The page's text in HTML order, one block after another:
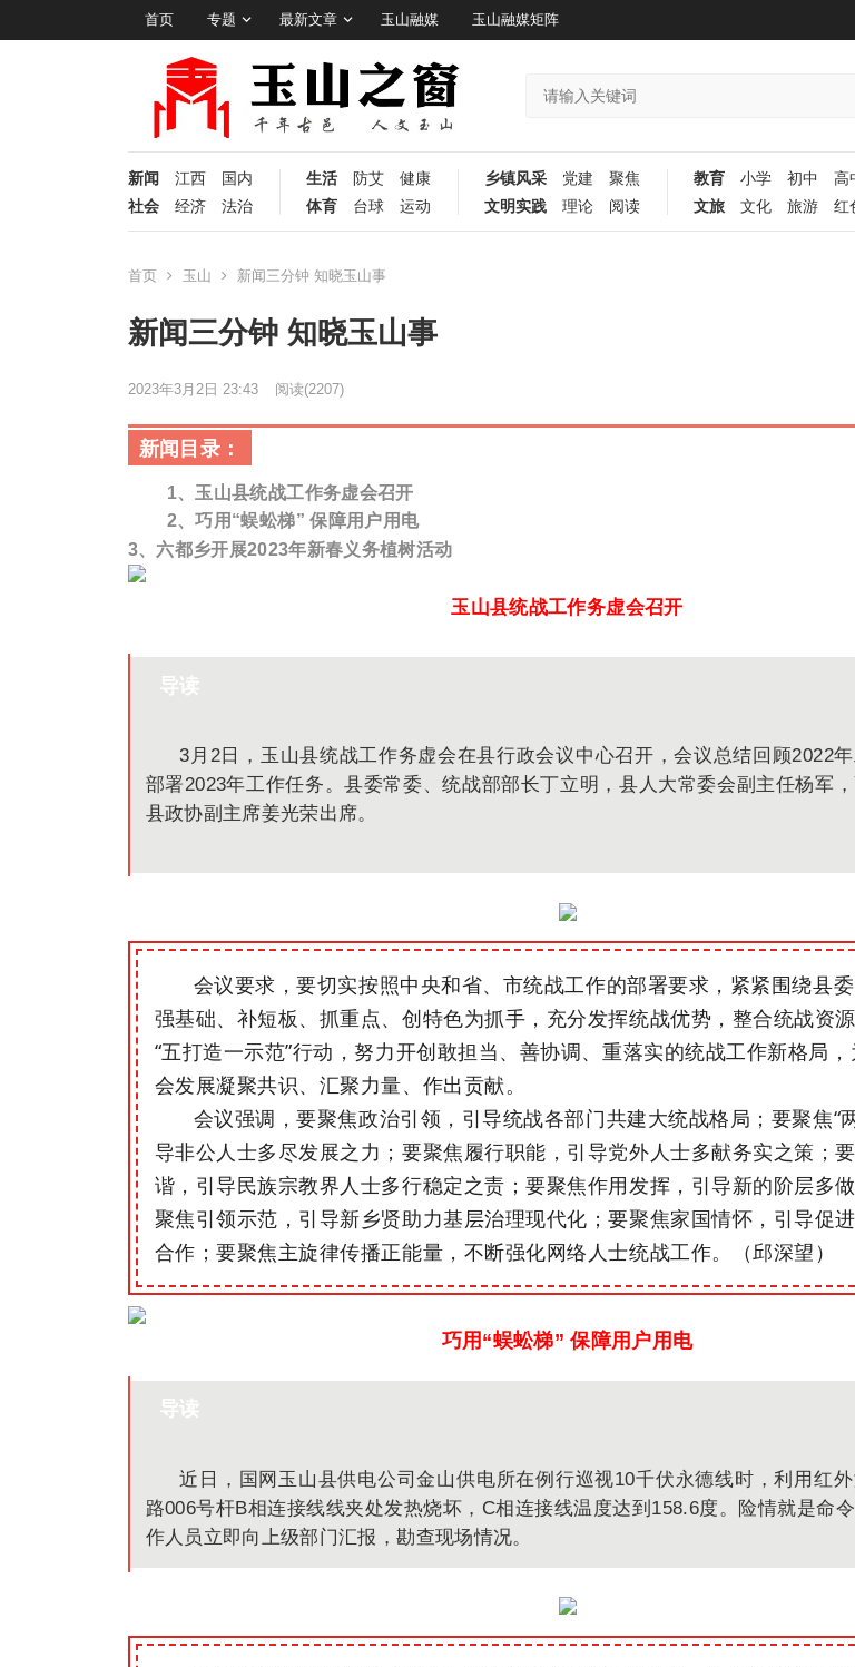
首页 专题 最新文章 玉山融媒 玉山融媒矩阵
新闻 江西
国内
社会
经济 法治
生活 防艾
健康
体育
台球 运动
乡镇风采 党建
聚焦
文明实践
理论 阅读
教育 小学 初中
高
文旅
文化 旅游 红
首页 玉山 新闻三分钟 知晓玉山事
新闻三分钟 知晓玉山事
2023年3月2日 23:43 阅读(2207)
新闻目录：
1、玉山县统战工作务虚会召开
2、巧用“蜈蚣梯” 保障用户用电
3、 六都乡开展2023年新春义务植树活动
玉山县统战工作务虚会召开
导读
3月2日，玉山县统战工作务虚会在县行政会议中心召开，会议总结回顾2022
部署2023年工作任务。县委常委、统战部部长丁立明，县人大常委会副主任杨军，
县政协副主席姜光荣出席。
会议要求，要切实按照中央和省、市统战工作的部署要求，紧紧围绕县
强基础、补短板、抓重点、创特色为抓手，充分发挥统战优势，整合统战资
“五打造一示范”行动，努力开创敢担当、善协调、重落实的统战工作新格局
会发展凝聚共识、汇聚力量、作出贡献。
会议强调，要聚焦政治引领，引导统战各部门共建大统战格局；要聚焦“
导非公人士多尽发展之力；要聚焦履行职能，引导党外人士多献务实之策；
谐，引导民族宗教界人士多行稳定之责；要聚焦作用发挥，引导新的阶层多
聚焦引领示范，引导新乡贤助力基层治理现代化；要聚焦家国情怀，引导促
合作；要聚焦主旋律传播正能量，不断强化网络人士统战工作。（邱深望）
巧用“蜈蚣梯” 保障用户用电
导读
近日，国网玉山县供电公司金山供电所在例行巡视10千伏永德线时，利用红
路006号杆B相连接线线夹处发热烧坏，C相连接线温度达到158.6度。险情就是命
作人员立即向上级部门汇报，勘查现场情况。